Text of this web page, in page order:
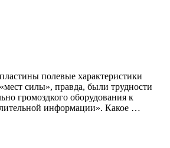
полевые характеристики
силы», правда, были трудности
громоздкого оборудования к
информации». Какое …